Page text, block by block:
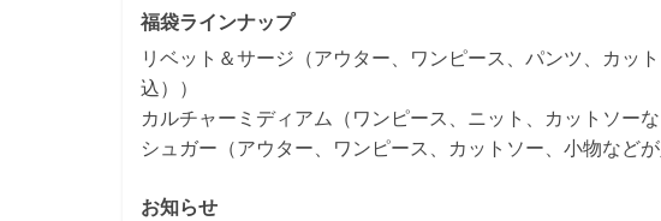
福袋ラインナップ
リベット＆サージ（アウター、ワンピース、パンツ、カッ
込））
カルチャーミディアム（ワンピース、ニット、カットソー
シュガー（アウター、ワンピース、カットソー、小物など
お知らせ